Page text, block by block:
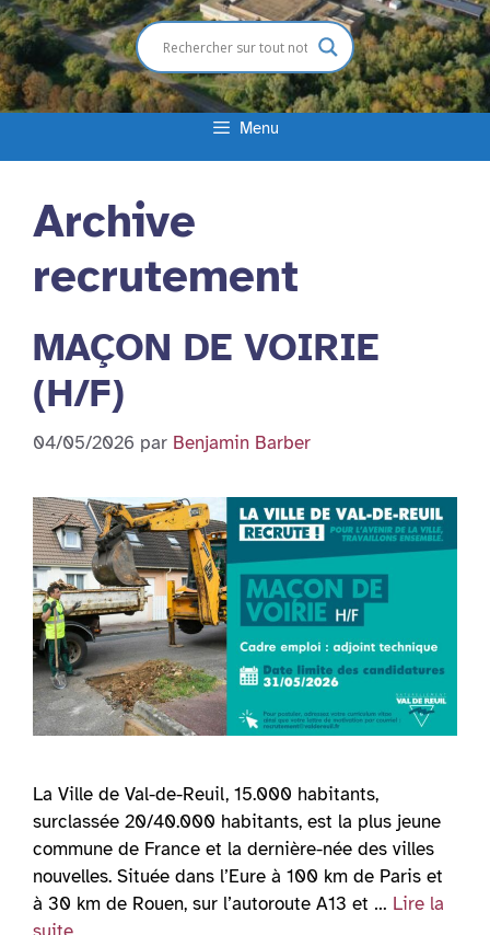
Menu
Archive
recrutement
MAÇON DE VOIRIE
(H/F)
04/05/2026 par Benjamin Barber
La Ville de Val-de-Reuil, 15.000 habitants,
surclassée 20/40.000 habitants, est la plus jeune
commune de France et la dernière-née des villes
nouvelles. Située dans l’Eure à 100 km de Paris et
à 30 km de Rouen, sur l’autoroute A13 et … Lire la